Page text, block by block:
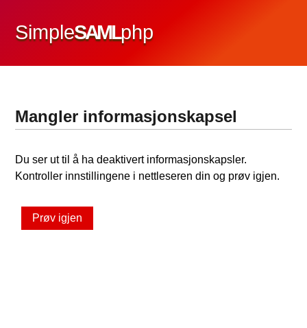
SimpleSAMLphp
Mangler informasjonskapsel
Du ser ut til å ha deaktivert informasjonskapsler.
Kontroller innstillingene i nettleseren din og prøv igjen.
Prøv igjen